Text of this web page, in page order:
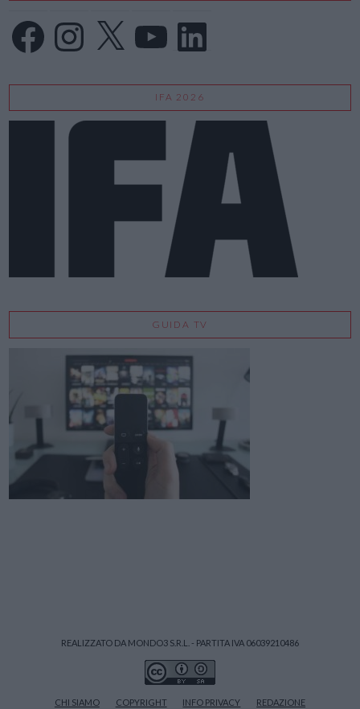
FacebookInstagram
X LinkedIn
IFA 2026
GUIDA TV
REALIZZATO DA MONDO3 S.R.L. - PARTITA IVA 06039210486
CHI SIAMO COPYRIGHT INFO PRIVACY REDAZIONE